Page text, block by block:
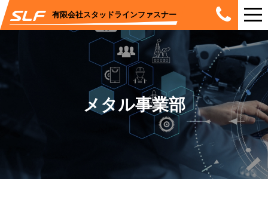
有限会社スタッドラインファスナー
メタル事業部